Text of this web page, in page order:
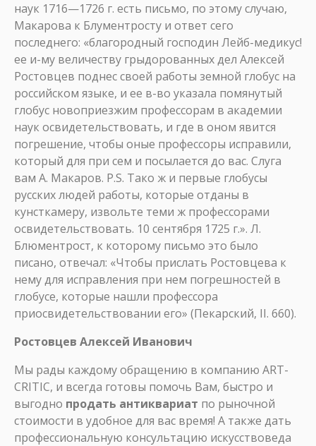
наук 1716—1726 г. есть письмо, по этому случаю,
Макарова к Блументросту и ответ сего
последнего: «благородный господин Лейб-медикус!
ее и-му величеству грыдорованных дел Алексей
Ростовцев поднес своей работы земной глобус на
российском языке, и ее в-во указала помянутый
глобус новоприезжим профессорам в академии
наук освидетельствовать, и где в оном явится
погрешение, чтобы оные профессоры исправили,
который для при сем и посылается до вас. Слуга
вам А. Макаров. P.S. Тако ж и первые глобусы
русских людей работы, которые отданы в
кунсткамеру, извольте теми ж профессорами
освидетельствовать. 10 сентября 1725 г.». Л.
Блюментрост, к которому письмо это было
писано, отвечал: «Чтобы прислать Ростовцева к
нему для исправления при нем погрешностей в
глобусе, которые нашли профессора
приосвидетельствовании его» (Пекарский, II. 660).
Ростовцев Алексей Иванович
Мы рады каждому обращению в компанию ART-
CRITIC, и всегда готовы помочь Вам, быстро и
выгодно продать антиквариат по рыночной
стоимости в удобное для вас время! А также дать
профессиональную консультацию искусствоведа